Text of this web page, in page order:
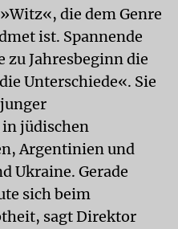
die dem Genre
ist. Spannende
Jahresbeginn die
Unterschiede«. Sie
jüdischen
Argentinien und
Ukraine. Gerade
sich beim
sagt Direktor